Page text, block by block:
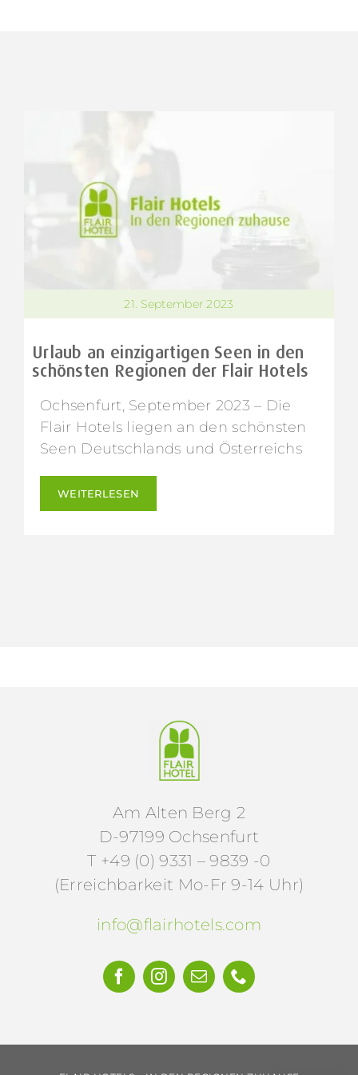
21. September 2023
Urlaub an einzigartigen Seen in den
schönsten Regionen der Flair Hotels
Ochsenfurt, September 2023 – Die
Flair Hotels liegen an den schönsten
Seen Deutschlands und Österreichs
WEITERLESEN
Am Alten Berg 2
D-97199 Ochsenfurt
T +49 (0) 9331 – 9839 -0
(Erreichbarkeit Mo-Fr 9-14 Uhr)
info@flairhotels.com